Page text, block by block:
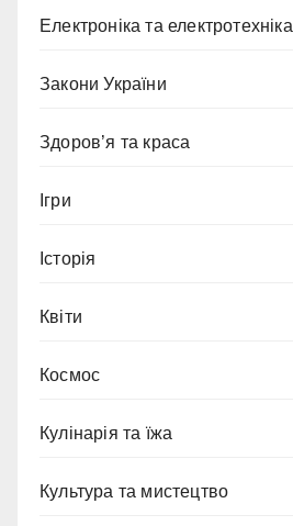
Електроніка та електротехніка
Закони України
Здоров’я та краса
Ігри
Історія
Квіти
Космос
Кулінарія та їжа
Культура та мистецтво